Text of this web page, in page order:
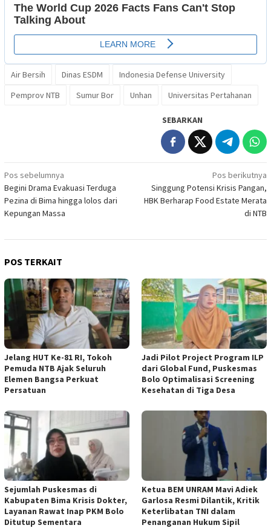
Air Bersih Dinas ESDM
Indonesia Defense University
Pemprov NTB
Sumur Bor Unhan Universitas Pertahanan
SEBARKAN
Navigasi
pos
Pos sebelumnya
Begini Drama Evakuasi Terduga
Pezina di Bima hingga lolos dari
Kepungan Massa
Pos berikutnya
Singgung Potensi Krisis Pangan,
HBK Berharap Food Estate Merata
di NTB
POS TERKAIT
Jelang HUT Ke-81 RI, Tokoh
Pemuda NTB Ajak Seluruh
Elemen Bangsa Perkuat
Persatuan
Jadi Pilot Project Program ILP
dari Global Fund, Puskesmas
Bolo Optimalisasi Screening
Kesehatan di Tiga Desa
Sejumlah Puskesmas di
Kabupaten Bima Krisis Dokter,
Layanan Rawat Inap PKM Bolo
Ditutup Sementara
Ketua BEM UNRAM Mavi Adiek
Garlosa Resmi Dilantik, Kritik
Keterlibatan TNI dalam
Penanganan Hukum Sipil